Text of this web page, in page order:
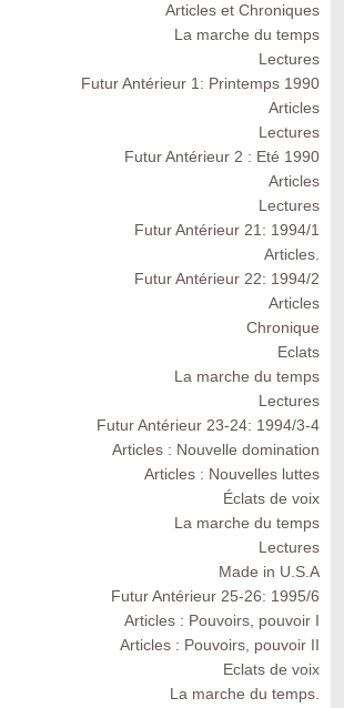
Articles et Chroniques
La marche du temps
Lectures
Futur Antérieur 1: Printemps 1990
Articles
Lectures
Futur Antérieur 2 : Eté 1990
Articles
Lectures
Futur Antérieur 21: 1994/1
Articles.
Futur Antérieur 22: 1994/2
Articles
Chronique
Eclats
La marche du temps
Lectures
Futur Antérieur 23-24: 1994/3-4
Articles : Nouvelle domination
Articles : Nouvelles luttes
Éclats de voix
La marche du temps
Lectures
Made in U.S.A
Futur Antérieur 25-26: 1995/6
Articles : Pouvoirs, pouvoir I
Articles : Pouvoirs, pouvoir II
Eclats de voix
La marche du temps.